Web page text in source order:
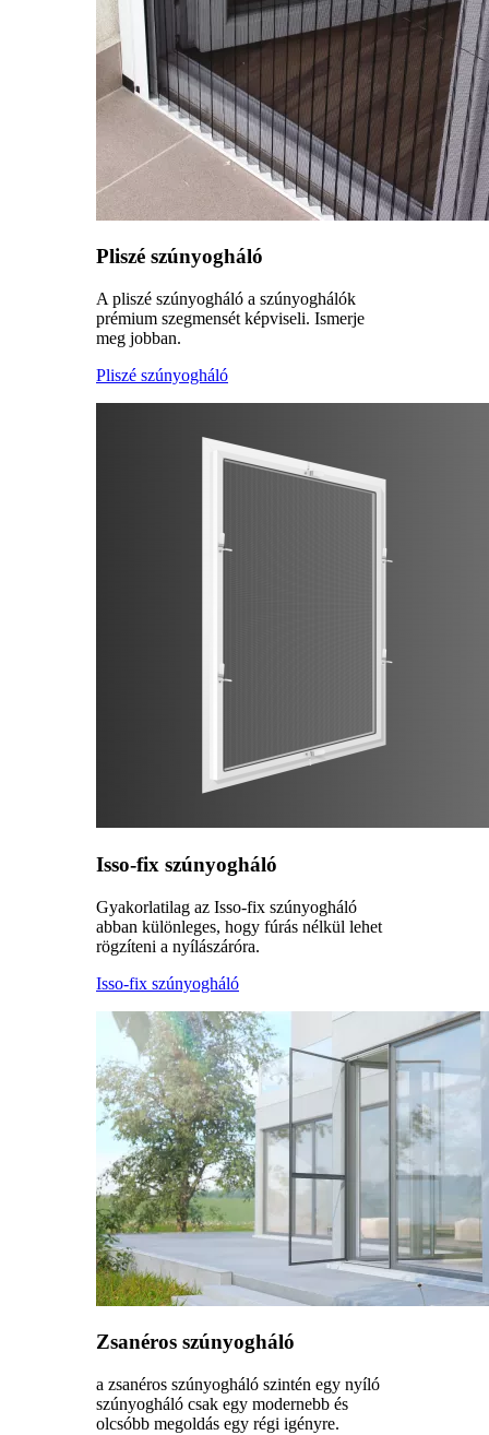
Pliszé szúnyogháló
A pliszé szúnyogháló a szúnyoghálók
prémium szegmensét képviseli. Ismerje
meg jobban.
Pliszé szúnyogháló
Isso-fix szúnyogháló
Gyakorlatilag az Isso-fix szúnyogháló
abban különleges, hogy fúrás nélkül lehet
rögzíteni a nyílászáróra.
Isso-fix szúnyogháló
Zsanéros szúnyogháló
a zsanéros szúnyogháló szintén egy nyíló
szúnyogháló csak egy modernebb és
olcsóbb megoldás egy régi igényre.